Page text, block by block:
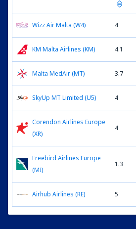
Wizz Air Malta (W4) 4
KM Malta Airlines (KM) 4.1
Malta MedAir (MT) 3.7
SkyUp MT Limited (U5) 4
Corendon Airlines Europe
(XR)
4
Freebird Airlines Europe
(MI)
1.3
Airhub Airlines (RE) 5